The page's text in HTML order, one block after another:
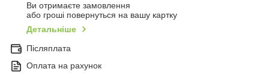
Ви отримаєте замовлення
або гроші повернуться на вашу картку
Детальніше
Післяплата
Оплата на рахунок